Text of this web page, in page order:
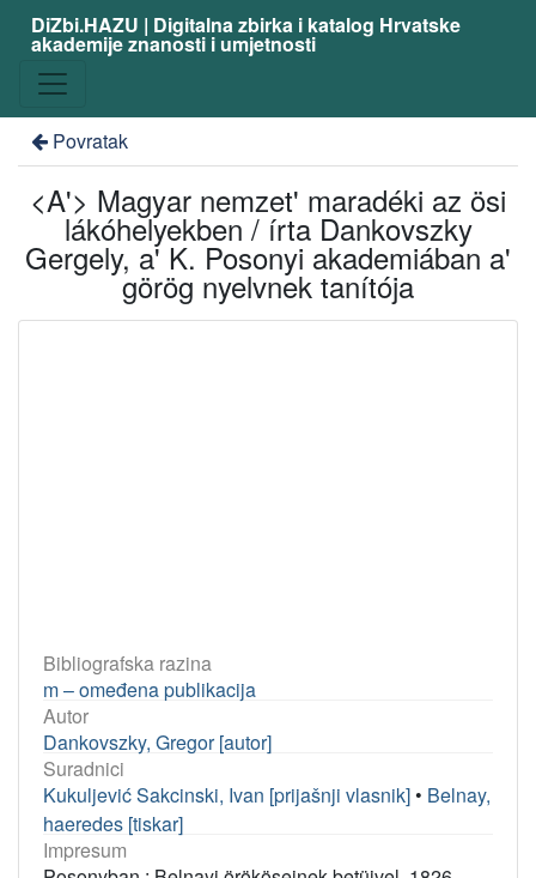
DiZbi.HAZU | Digitalna zbirka i katalog Hrvatske
akademije znanosti i umjetnosti
Povratak
<A'> Magyar nemzet' maradéki az ösi
lákóhelyekben / írta Dankovszky
Gergely, a' K. Posonyi akademiában a'
görög nyelvnek tanítója
Bibliografska razina
m – omeđena publikacija
Autor
Dankovszky, Gregor [autor]
Suradnici
Kukuljević Sakcinski, Ivan [prijašnji vlasnik] • Belnay,
haeredes [tiskar]
Impresum